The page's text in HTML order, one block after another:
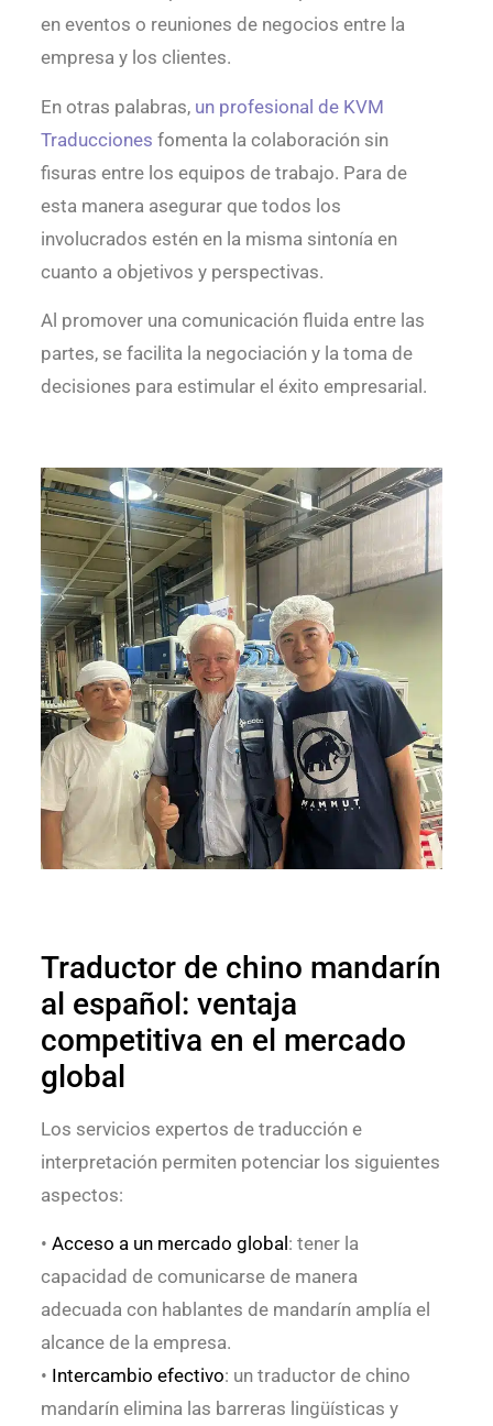
en eventos o reuniones de negocios entre la
empresa y los clientes.
En otras palabras, un profesional de KVM
Traducciones fomenta la colaboración sin
fisuras entre los equipos de trabajo. Para de
esta manera asegurar que todos los
involucrados estén en la misma sintonía en
cuanto a objetivos y perspectivas.
Al promover una comunicación fluida entre las
partes, se facilita la negociación y la toma de
decisiones para estimular el éxito empresarial.
Traductor de chino mandarín
al español: ventaja
competitiva en el mercado
global
Los servicios expertos de traducción e
interpretación permiten potenciar los siguientes
aspectos:
• Acceso a un mercado global: tener la
capacidad de comunicarse de manera
adecuada con hablantes de mandarín amplía el
alcance de la empresa.
• Intercambio efectivo: un traductor de chino
mandarín elimina las barreras lingüísticas y